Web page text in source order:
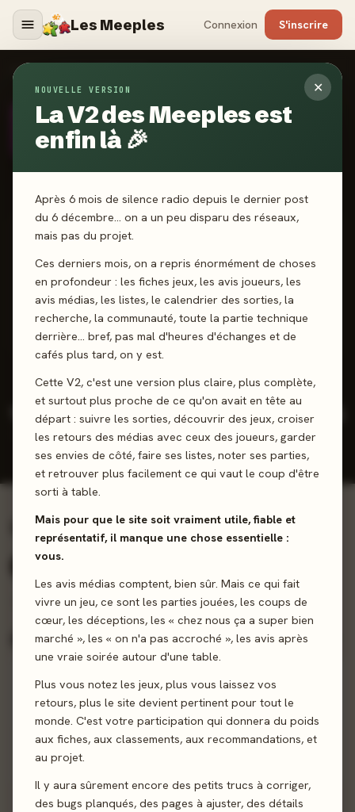
Les Meeples Connexion S'inscrire
✕
NOUVELLE VERSION
La V2 des Meeples est
enfin là 🎉
Après 6 mois de silence radio depuis le dernier post
du 6 décembre… on a un peu disparu des réseaux,
mais pas du projet.
Ces derniers mois, on a repris énormément de choses
en profondeur : les fiches jeux, les avis joueurs, les
avis médias, les listes, le calendrier des sorties, la
recherche, la communauté, toute la partie technique
derrière… bref, pas mal d'heures d'échanges et de
cafés plus tard, on y est.
Cette V2, c'est une version plus claire, plus complète,
et surtout plus proche de ce qu'on avait en tête au
départ : suivre les sorties, découvrir des jeux, croiser
les retours des médias avec ceux des joueurs, garder
ses envies de côté, faire ses listes, noter ses parties,
et retrouver plus facilement ce qui vaut le coup d'être
sorti à table.
Mais pour que le site soit vraiment utile, fiable et
représentatif, il manque une chose essentielle :
vous.
Les avis médias comptent, bien sûr. Mais ce qui fait
vivre un jeu, ce sont les parties jouées, les coups de
cœur, les déceptions, les « chez nous ça a super bien
marché », les « on n'a pas accroché », les avis après
une vraie soirée autour d'une table.
Plus vous notez les jeux, plus vous laissez vos
retours, plus le site devient pertinent pour tout le
monde. C'est votre participation qui donnera du poids
aux fiches, aux classements, aux recommandations, et
au projet.
Il y aura sûrement encore des petits trucs à corriger,
des bugs planqués, des pages à ajuster, des détails
AUTEURS
NV
AUTEUR· DEPUIS 2025
Nathan Vermeulen
-
Pas encore noté
JEUX CONÇUS
0
REVIEWS
PRESSE
-
NOTE
JOUEURS
MOY.
2025
DERNIÈRE
SORTIE
Ludographie complète 1 jeux
TRIER : Score presse Note joueurs Récents A-Z
PAS ENCORE NOTÉS PAR LA PRESSE
Valda
2025 · Expert